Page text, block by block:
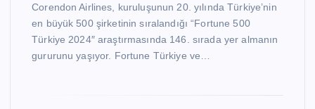
Corendon Airlines, kuruluşunun 20. yılında Türkiye’nin
en büyük 500 şirketinin sıralandığı “Fortune 500
Türkiye 2024″ araştırmasında 146. sırada yer almanın
gururunu yaşıyor. Fortune Türkiye ve…